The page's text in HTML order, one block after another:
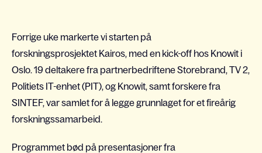
Forrige uke markerte vi starten på
forskningsprosjektet Kairos, med en kick-off hos Knowit i
Oslo. 19 deltakere fra partnerbedriftene Storebrand, TV 2,
Politiets IT-enhet (PIT), og Knowit, samt forskere fra
SINTEF, var samlet for å legge grunnlaget for et fireårig
forskningssamarbeid.
Programmet bød på presentasjoner fra